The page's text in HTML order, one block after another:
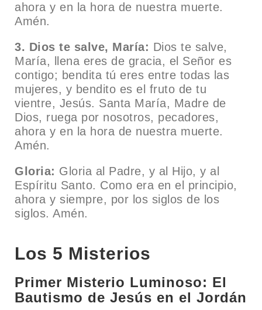
ahora y en la hora de nuestra muerte.
Amén.
3. Dios te salve, María: Dios te salve,
María, llena eres de gracia, el Señor es
contigo; bendita tú eres entre todas las
mujeres, y bendito es el fruto de tu
vientre, Jesús. Santa María, Madre de
Dios, ruega por nosotros, pecadores,
ahora y en la hora de nuestra muerte.
Amén.
Gloria: Gloria al Padre, y al Hijo, y al
Espíritu Santo. Como era en el principio,
ahora y siempre, por los siglos de los
siglos. Amén.
Los 5 Misterios
Primer Misterio Luminoso: El
Bautismo de Jesús en el Jordán